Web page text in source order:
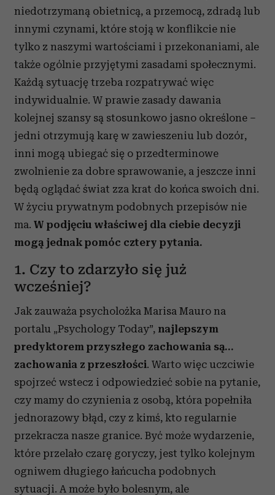
niedotrzymaną obietnicą, a przemocą, zdradą lub
innymi czynami, które stoją w konflikcie nie
tylko z naszymi wartościami i przekonaniami, ale
także ogólnie przyjętymi zasadami społecznymi.
Każdą sytuację trzeba rozpatrywać więc
indywidualnie. W prawie zasady dawania
kolejnej szansy są stosunkowo jasno określone –
jedni otrzymują karę w zawieszeniu lub dozór,
inni mogą ubiegać się o przedterminowe
zwolnienie za dobre sprawowanie, a jeszcze inni
będą oglądać świat zza krat do końca swoich dni.
W życiu prywatnym podobnych przepisów nie
ma. W podjęciu właściwej dla ciebie decyzji
mogą jednak pomóc cztery pytania.
1. Czy to zdarzyło się już
wcześniej?
Jak zauważa psycholożka Marisa Mauro na
portalu „Psychology Today”, najlepszym
predyktorem przyszłego zachowania są…
zachowania z przeszłości. Warto więc uczciwie
spojrzeć wstecz i odpowiedzieć sobie na pytanie,
czy mamy do czynienia z osobą, która popełniła
jednorazowy błąd, czy z kimś, kto regularnie
przekracza nasze granice. Być może wydarzenie,
które przelało czarę goryczy, jest tylko kolejnym
ogniwem długiego łańcucha podobnych
sytuacji. A może było bolesnym, ale